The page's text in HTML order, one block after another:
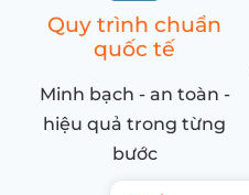
Quy trình chuẩn
quốc tế
Minh bạch - an toàn -
hiệu quả trong từng
bước